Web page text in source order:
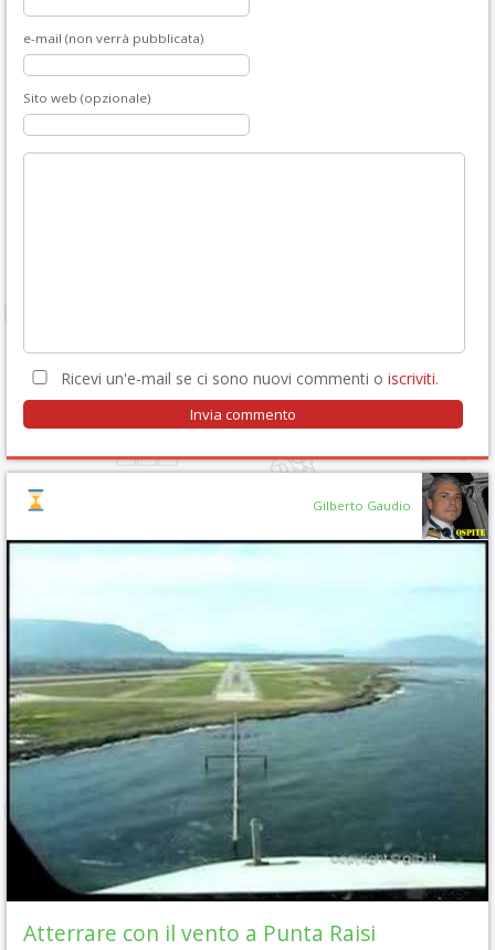
e-mail (non verrà pubblicata)
Sito web (opzionale)
Ricevi un'e-mail se ci sono nuovi commenti o iscriviti.
Gilberto Gaudio
Atterrare con il vento a Punta Raisi